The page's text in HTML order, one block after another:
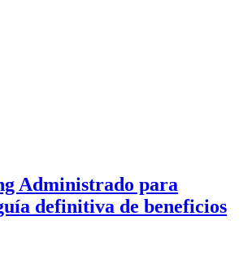
Administrado para
definitiva de beneficios